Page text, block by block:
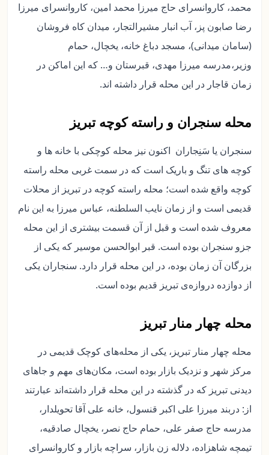
محمد، کاروانسرای حاج میرزا محمد امین، کاروانسرای میرزا
رضا صابون پز، آب انبار مشیرالتجار، میدان کاه فروشان
(سامان میدانی)، مسجد دباغ خانه، یخچال، حمام
وزیر،مدرسه میرزا مهدی، قبرستان و… که این اماکن در
زمان قاجار در این محله قرار داشته اند.
محله سنجران و راسته کوچه تبریز
سنجران یا سَنِجاران اکنون نیز محله کوچکی با خانه ها و
کوچه های تنگ و باریک است که در سمت غربی محله راسته
کوچه واقع شده است؛ محله راسته کوچه در تبریز از محلات
قدیمی است و از زمان نایب السلطنه، عباس میرزا به این نام
معروف شده است و قبل از آن قسمت بیشتری از این محله
جزو سنجران بوده است. قبر ابوالحسن موسیر که یکی از
بزرگان آن زمان بوده، در این محله قرار دارد. سنجاران یکی
از دوازده دروازه‌ی تبریز قدیم بوده است.
محله چهار منار تبریز
محله چهار منار تبریز، یکی از محله‌های کوچک قدیمی در
مرکز شهر و نزدیک بازار بوده است، مکان‌های مهم و جاهای
دیدنی تبریز که در گذشته در این محله قرار داشته‌اند عبارتند
از: دربند میرزا علی اکبر قنسول، خانه علی آقا تحویلدار،
مدرسه حاج صفر علی، حمام حاج نصر، یخچال صادقیه،
تیمچه شاهزاده، دلاله زن بازار، سراچه بازار و کاروانسرای